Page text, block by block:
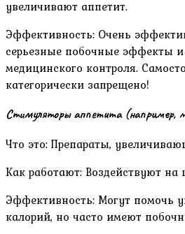
увеличивают аппетит.
Эффективность: Очень
серьезные побочные эффекты и
медицинского контроля.
категорически запрещено!
Стимуляторы аппетита (например,
Что это: Препараты,
Как работают: Воздействуют на
Эффективность: Могут помочь
калорий, но часто имеют